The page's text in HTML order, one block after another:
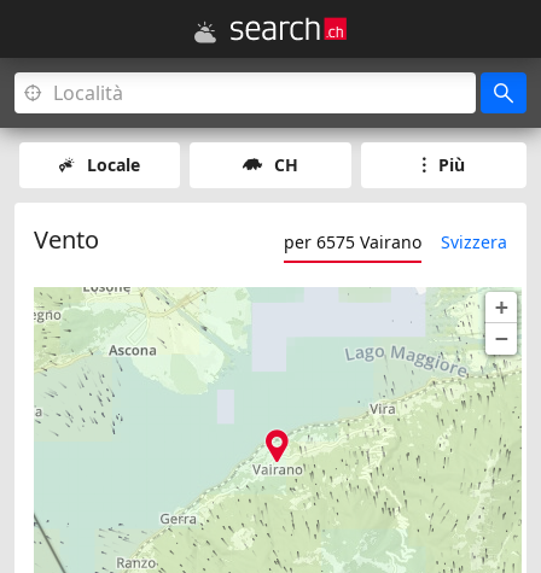
Locale CH Più
Vento per 6575 Vairano Svizzera
+
−